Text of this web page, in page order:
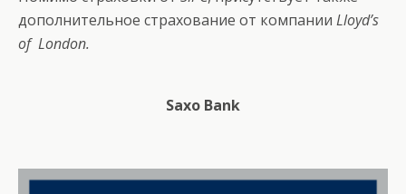
дополнительное страхование от компании Lloyd’s
of London.
Saxo Bank